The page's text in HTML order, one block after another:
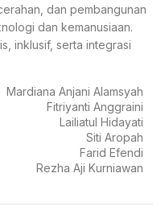
dan pembangunan
dan kemanusiaan.
inklusif, serta integrasi
Mardiana Anjani Alamsyah
Fitriyanti Anggraini
Lailiatul Hidayati
Siti Aropah
Farid Efendi
Rezha Aji Kurniawan